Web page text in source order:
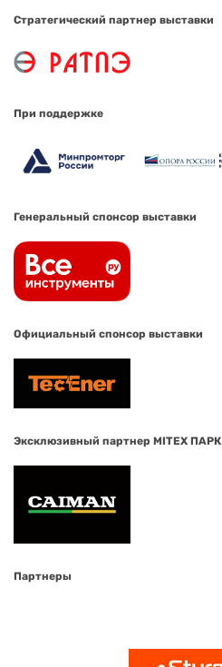
Стратегический партнер выставки
При поддержке
Генеральный спонсор выставки
Официальный спонсор выставки
Эксклюзивный партнер MITEX ПАРК
Партнеры